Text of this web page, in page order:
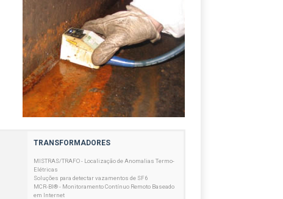
TRANSFORMADORES
MISTRAS/TRAFO - Localização de Anomalias Termo-
Elétricas
Soluções para detectar vazamentos de SF6
MCR-BI® - Monitoramento Contínuo Remoto Baseado
em Internet